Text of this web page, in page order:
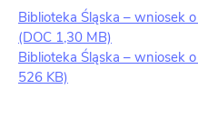
Biblioteka Śląska – wniosek
(DOC 1,30 MB)
Biblioteka Śląska – wniosek
526 KB)